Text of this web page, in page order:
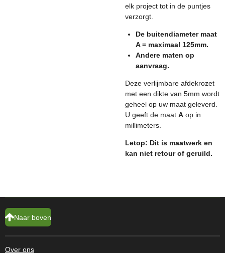
elk project tot in de puntjes
verzorgt.
De buitendiameter maat
A = maximaal 125mm.
Andere maten op
aanvraag.
Deze verlijmbare afdekrozet
met een dikte van 5mm wordt
geheel op uw maat geleverd.
U geeft de maat A op in
millimeters.
Letop: Dit is maatwerk en
kan niet retour of geruild.
Naar boven
Over ons